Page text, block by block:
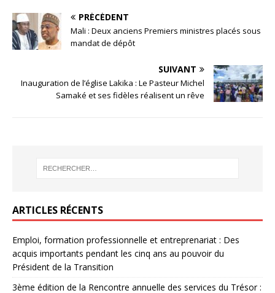
PRÉCÉDENT
Mali : Deux anciens Premiers ministres placés sous
mandat de dépôt
SUIVANT
Inauguration de l’église Lakika : Le Pasteur Michel
Samaké et ses fidèles réalisent un rêve
ARTICLES RÉCENTS
Emploi, formation professionnelle et entreprenariat : Des
acquis importants pendant les cinq ans au pouvoir du
Président de la Transition
3ème édition de la Rencontre annuelle des services du Trésor :